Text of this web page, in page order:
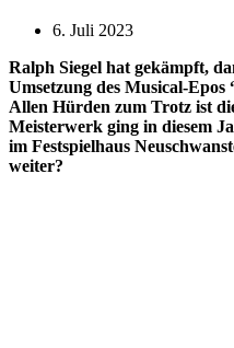
6. Juli 2023
Ralph Siegel hat gekämpft,
Umsetzung des Musical-
Allen Hürden zum Trotz ist
Meisterwerk ging in diesem
im Festspielhaus
weiter?